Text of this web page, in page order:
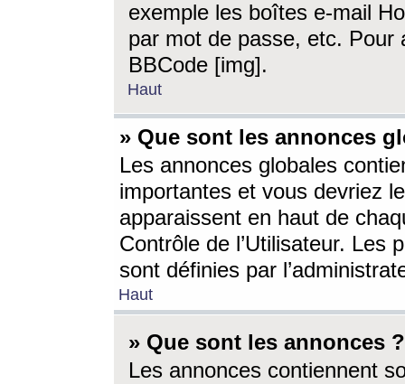
exemple les boîtes e-mail
par mot de passe, etc. Pour
BBCode [img].
Haut
» Que sont les annonces
Les annonces globales
importantes et vous devriez
apparaissent en haut de
Contrôle de l’Utilisateur. Les
sont définies par
Haut
» Que sont les annonces ?
Les annonces contiennent